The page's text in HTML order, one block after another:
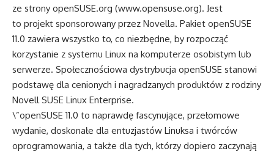
ze strony openSUSE.org (www.opensuse.org). Jest
to projekt sponsorowany przez Novella. Pakiet openSUSE
11.0 zawiera wszystko to, co niezbędne, by rozpocząć
korzystanie z systemu Linux na komputerze osobistym lub
serwerze. Społecznościowa dystrybucja openSUSE stanowi
podstawę dla cenionych i nagradzanych produktów z rodziny
Novell SUSE Linux Enterprise.
\”openSUSE 11.0 to naprawdę fascynujące, przełomowe
wydanie, doskonałe dla entuzjastów Linuksa i twórców
oprogramowania, a także dla tych, którzy dopiero zaczynają